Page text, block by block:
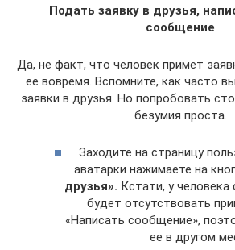
Подать заявку в друзья,
сообщение
Да, не факт, что человек примет
ее вовремя. Вспомните, как часто
заявки в друзья. Но попробовать
безумия проста.
Заходите на страницу
аватарки нажимаете на
друзья». Кстати, у
будет отсутствовать
«Написать сообщение»,
ее в другом